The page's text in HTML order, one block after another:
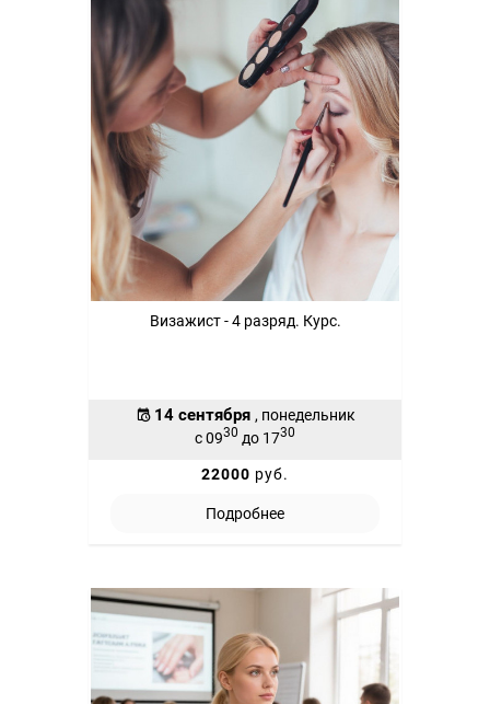
Визажист - 4 разряд. Курс.
14 сентября , понедельник
с 0930 до 1730
22000 руб.
Подробнее